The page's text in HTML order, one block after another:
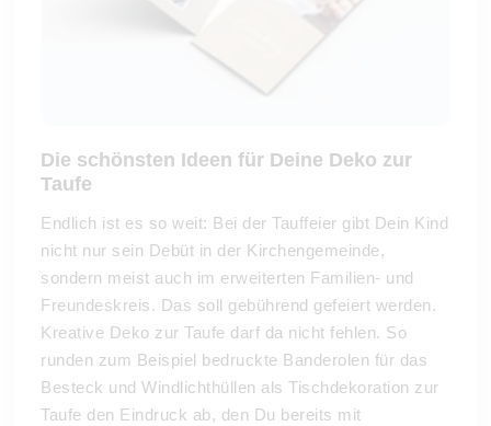
Die schönsten Ideen für Deine Deko zur
Taufe
Endlich ist es so weit: Bei der Tauffeier gibt Dein Kind
nicht nur sein Debüt in der Kirchengemeinde,
sondern meist auch im erweiterten Familien- und
Freundeskreis. Das soll gebührend gefeiert werden.
Kreative Deko zur Taufe darf da nicht fehlen. So
runden zum Beispiel bedruckte Banderolen für das
Besteck und Windlichthüllen als Tischdekoration zur
Taufe den Eindruck ab, den Du bereits mit